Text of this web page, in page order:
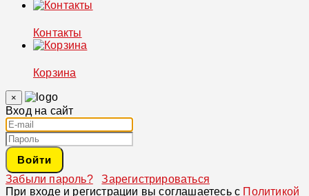
Контакты
Корзина
×
Вход на сайт
Войти
Забыли пароль?
Зарегистрироваться
При входе и регистрации вы соглашаетесь с Политикой